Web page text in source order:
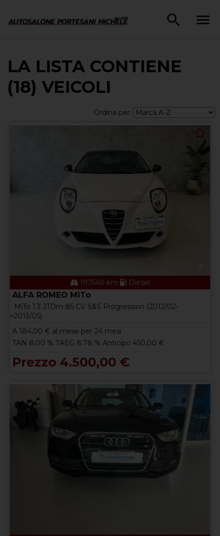
LA LISTA CONTIENE
(18) VEICOLI
Ordina per:
197540 km Diesel
ALFA ROMEO MiTo
MiTo 1.3 JTDm 85 CV S&S Progression (2012/02-
>2013/05)
A 184,00 € al mese per 24 mesi
TAN 8,00 % TAEG 8.78 % Anticipo 450,00 €
Prezzo 4.500,00 €